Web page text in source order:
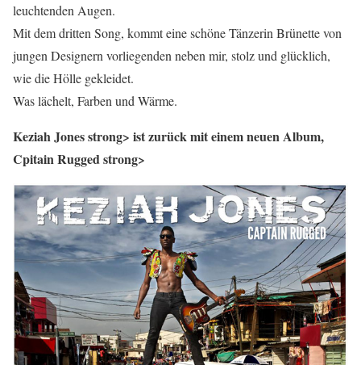
leuchtenden Augen.
Mit dem dritten Song, kommt eine schöne Tänzerin Brünette von
jungen Designern vorliegenden neben mir, stolz und glücklich,
wie die Hölle gekleidet.
Was lächelt, Farben und Wärme.
Keziah Jones strong> ist zurück mit einem neuen Album,
Cpitain Rugged strong>